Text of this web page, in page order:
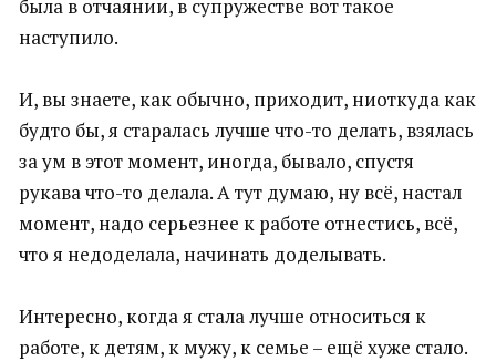
была в отчаянии, в супружестве вот такое
наступило.
И, вы знаете, как обычно, приходит, ниоткуда как
будто бы, я старалась лучше что-то делать, взялась
за ум в этот момент, иногда, бывало, спустя
рукава что-то делала. А тут думаю, ну всё, настал
момент, надо серьезнее к работе отнестись, всё,
что я недоделала, начинать доделывать.
Интересно, когда я стала лучше относиться к
работе, к детям, к мужу, к семье – ещё хуже стало.